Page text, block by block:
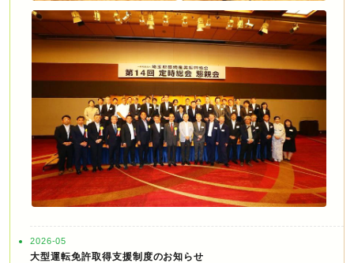
2026-05
大型運転免許取得支援制度のお知らせ